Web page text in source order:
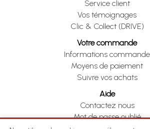
Service client
Vos témoignages
Clic & Collect (DRIVE)
Votre commande
Informations commande
Moyens de paiement
Suivre vos achats
Aide
Contactez nous
Mot de passe oublié